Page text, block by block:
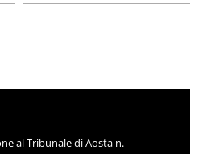
al Tribunale di Aosta n.